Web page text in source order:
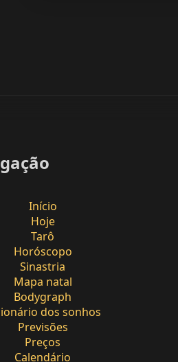
Início
Hoje
Tarô
Horóscopo
Sinastria
Mapa natal
Bodygraph
dos sonhos
Previsões
Preços
Calendário